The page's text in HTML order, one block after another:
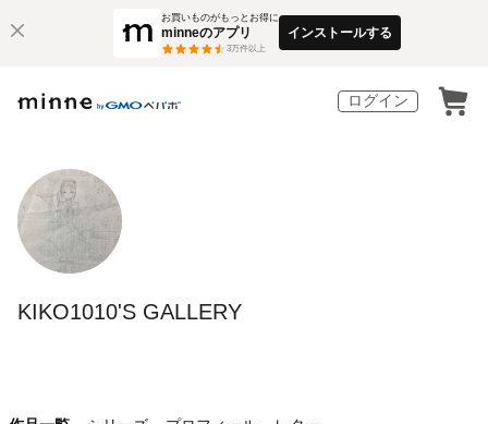
お買いものがもっとお得に
minneのアプリ
3万件以上
インストールする
ログイン
KIKO1010'S GALLERY